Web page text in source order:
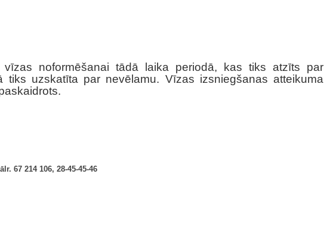
noformēšanai tādā laika periodā, kas tiks atzīts par
uzskatīta par nevēlamu. Vīzas izsniegšanas atteikuma
67 214 106, 28-45-45-46